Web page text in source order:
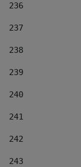
236
237
238
239
240
241
242
243